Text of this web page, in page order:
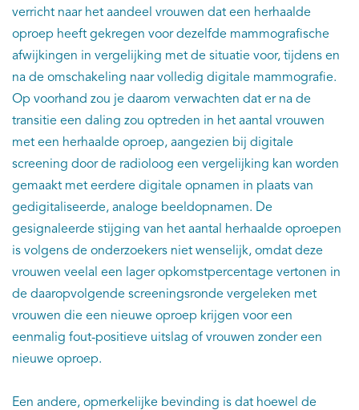
verricht naar het aandeel vrouwen dat een herhaalde
oproep heeft gekregen voor dezelfde mammografische
afwijkingen in vergelijking met de situatie voor, tijdens en
na de omschakeling naar volledig digitale mammografie.
Op voorhand zou je daarom verwachten dat er na de
transitie een daling zou optreden in het aantal vrouwen
met een herhaalde oproep, aangezien bij digitale
screening door de radioloog een vergelijking kan worden
gemaakt met eerdere digitale opnamen in plaats van
gedigitaliseerde, analoge beeldopnamen. De
gesignaleerde stijging van het aantal herhaalde oproepen
is volgens de onderzoekers niet wenselijk, omdat deze
vrouwen veelal een lager opkomstpercentage vertonen in
de daaropvolgende screeningsronde vergeleken met
vrouwen die een nieuwe oproep krijgen voor een
eenmalig fout-positieve uitslag of vrouwen zonder een
nieuwe oproep.
Een andere, opmerkelijke bevinding is dat hoewel de